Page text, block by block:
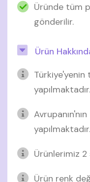
Üründe tüm
gönderilir.
Ürün
yapılmaktadır.
yapılmaktadır.
Ürünlerimiz
Ürün renk